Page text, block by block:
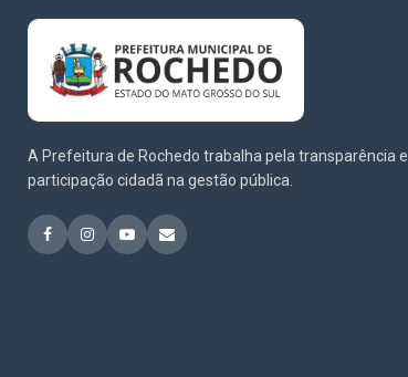
A Prefeitura de Rochedo trabalha pela transparência e
participação cidadã na gestão pública.